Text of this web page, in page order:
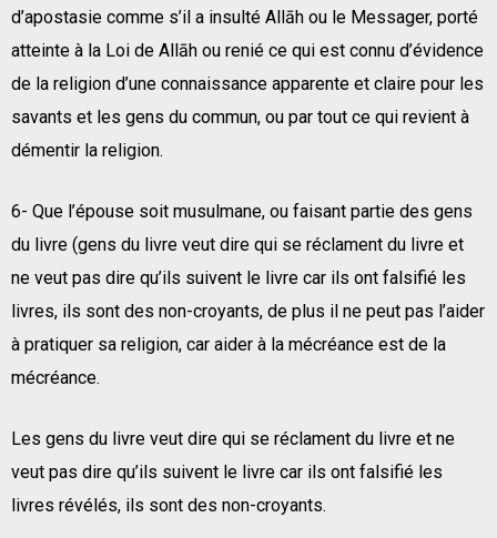
d’apostasie comme s’il a insulté Allāh ou le Messager, porté
atteinte à la Loi de Allāh ou renié ce qui est connu d’évidence
de la religion d’une connaissance apparente et claire pour les
savants et les gens du commun, ou par tout ce qui revient à
démentir la religion.
6- Que l’épouse soit musulmane, ou faisant partie des gens
du livre (gens du livre veut dire qui se réclament du livre et
ne veut pas dire qu’ils suivent le livre car ils ont falsifié les
livres, ils sont des non-croyants, de plus il ne peut pas l’aider
à pratiquer sa religion, car aider à la mécréance est de la
mécréance.
Les gens du livre veut dire qui se réclament du livre et ne
veut pas dire qu’ils suivent le livre car ils ont falsifié les
livres révélés, ils sont des non-croyants.